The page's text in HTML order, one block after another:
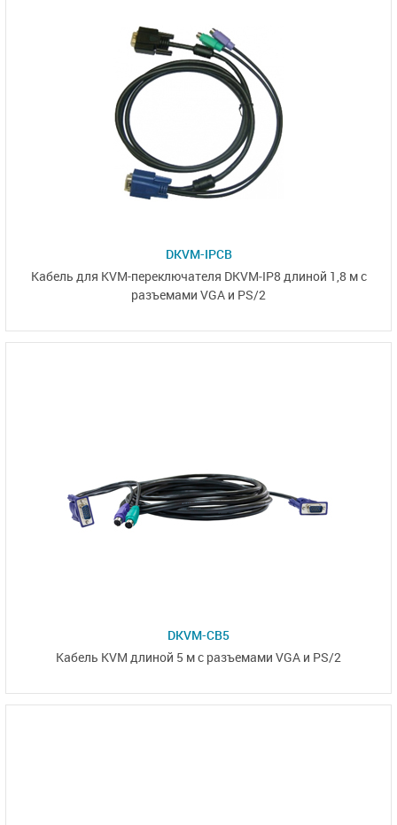
DKVM-IPCB
Кабель для KVM-переключателя DKVM‑IP8 длиной 1,8 м с
разъемами VGA и PS/2
DKVM-CB5
Кабель KVM длиной 5 м с разъемами VGA и PS/2